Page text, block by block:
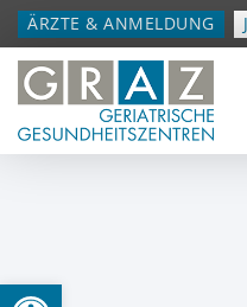
Open toolbar
ÄRZTE & ANMELDUNG